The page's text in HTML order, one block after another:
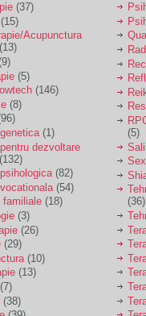
am
copil in
care
simt ca
oboseala
nu pot
ca din
pot
si
copilul
peste
trece:
a ramas
o fata.
un
ca e
(37)
(15)
Acupunctura
(5)
(146)
(8)
(1)
dezvoltare
(132)
(82)
(54)
familiale (18)
(3)
(26)
(29)
(10)
(13)
(7)
(38)
(5)
(36)